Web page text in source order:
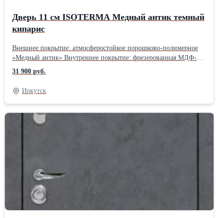
Дверь 11 см ISOTERMA Медный антик темный
кипарис
Внешнее покрытие: атмосферостойкое порошково-полимерное
«Медный антик» Внутреннее покрытие: фрезерованная МДФ-
панель 10 мм Толщина дверного полотна: 110 мм Глубина
дверного короба: 141 мм Терморазрыв 24 мм: двухкамерный
спейсер из ПВХ Наполнитель: PIR-плита Уплотнитель: 3
контура вставного уплотнителя из вспененной резины Ручка:
раздельная, цвет - хром Петли: 3 шт., наружные, открывание
взломостойкости, дополнительная защита от высверливания: две
стали с обеих сторон замка; диаметр ригелей: 16 мм Накладки:
овальные с защитой от сквозняков Независимая ночная
задвижка: Да Регулировка прижима притвора: на основном
замке металлический эксцентрик для защелки, пластиковый -
для ригеля замка Противосъём: штыри, 3 шт. Размеры: 860х2050
31 900 руб.
Иркутск